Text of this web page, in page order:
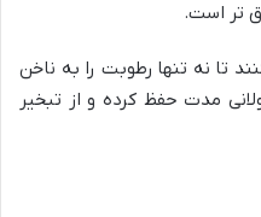
تر است.
تا نه تنها رطوبت را به ناخن
مدت حفظ کرده و از تبخیر